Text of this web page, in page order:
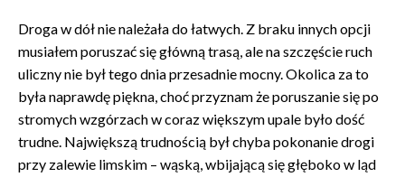
Droga w dół nie należała do łatwych. Z braku innych opcji
musiałem poruszać się główną trasą, ale na szczęście ruch
uliczny nie był tego dnia przesadnie mocny. Okolica za to
była naprawdę piękna, choć przyznam że poruszanie się po
stromych wzgórzach w coraz większym upale było dość
trudne. Największą trudnością był chyba pokonanie drogi
przy zalewie limskim – wąską, wbijającą się głęboko w ląd